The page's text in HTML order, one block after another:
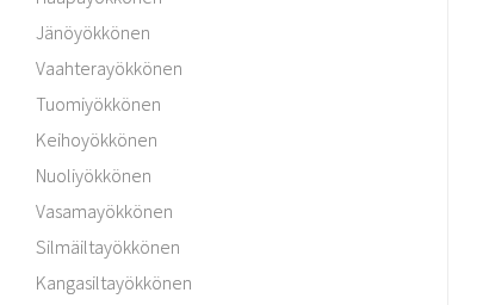
Jänöyökkönen
Vaahterayökkönen
Tuomiyökkönen
Keihoyökkönen
Nuoliyökkönen
Vasamayökkönen
Silmäiltayökkönen
Kangasiltayökkönen